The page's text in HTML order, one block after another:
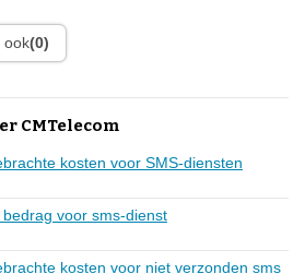
ook(0)
CMTelecom
kosten voor SMS-diensten
voor sms-dienst
kosten voor niet verzonden sms